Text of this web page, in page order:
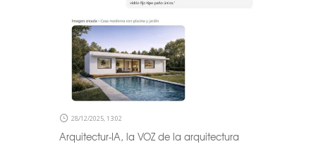
28/12/2025, 13:02
Arquitectur-IA, la VOZ de la arquitectura